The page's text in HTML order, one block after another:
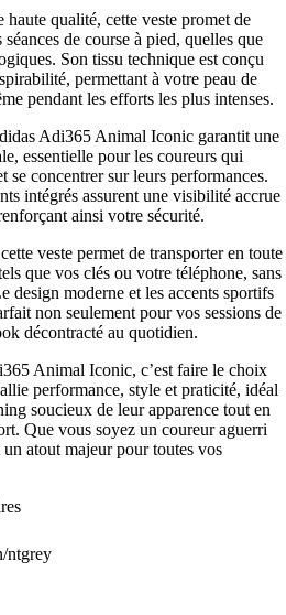
qualité, cette veste promet de
de course à pied, quelles que
Son tissu technique est conçu
permettant à votre peau de
pendant les efforts les plus intenses.
Adi365 Animal Iconic garantit une
essentielle pour les coureurs qui
se concentrer sur leurs performances.
intégrés assurent une visibilité accrue
ainsi votre sécurité.
veste permet de transporter en toute
que vos clés ou votre téléphone, sans
design moderne et les accents sportifs
non seulement pour vos sessions de
décontracté au quotidien.
Animal Iconic, c’est faire le choix
performance, style et praticité, idéal
soucieux de leur apparence tout en
Que vous soyez un coureur aguerri
atout majeur pour toutes vos
ntgrey